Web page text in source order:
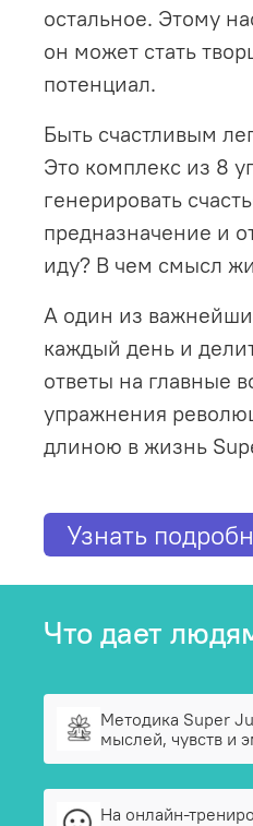
остальное. Этому
он может стать
потенциал.
Быть счастливым
Это комплекс из 8
генерировать
предназначение и
иду? В чем смысл
А один из
каждый день и
ответы на главные
упражнения
длиною в жизнь
Узнать
Что дает
Методика Super
мыслей, чувств и
На онлайн-